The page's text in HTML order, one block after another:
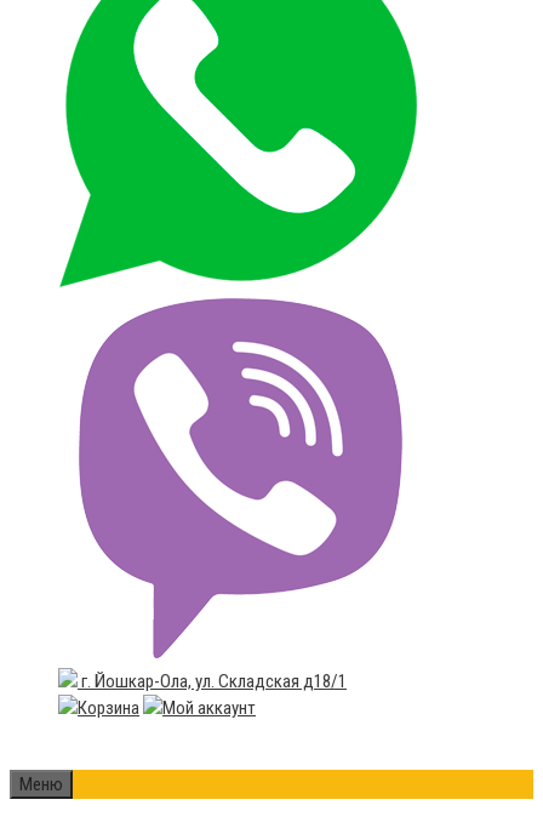
г. Йошкар-Ола, ул. Складская д18/1
Меню